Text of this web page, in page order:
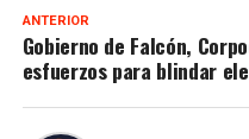
ANTERIOR
Gobierno de Falcón,
esfuerzos para blindar